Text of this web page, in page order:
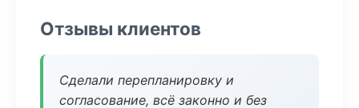
Отзывы клиентов
Сделали перепланировку и
согласование, всё законно и без